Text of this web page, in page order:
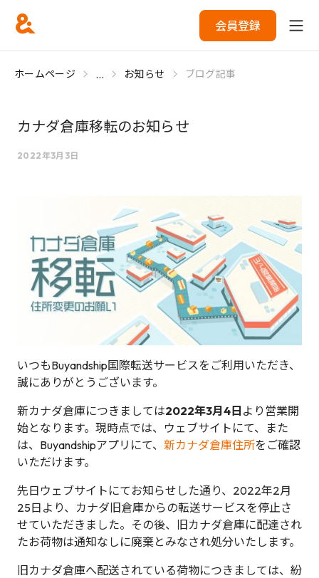
会員登録
ホームページ ... お知らせ ブログ記事
カナダ倉庫移転のお知らせ
2022年3月3日
いつもBuyandship国際転送サービスをご利用いただき、
誠にありがとうございます。
新カナダ倉庫につきましては2022年3月4日 より営業開
始となります。現時点では、ウェブサイトにて、また
は、Buyandshipアプリにて、 新カナダ倉庫住所をご確認
いただけます。
先日ウェブサイトにてお知らせした通り、2022年2月
25日より、カナダ旧倉庫からの転送サービスを停止さ
せていただきました。その後、旧カナダ倉庫に配達され
たお荷物は通知なしに廃棄とみなされ処分いたします。
旧カナダ倉庫へ配送されている荷物につきましては、紛